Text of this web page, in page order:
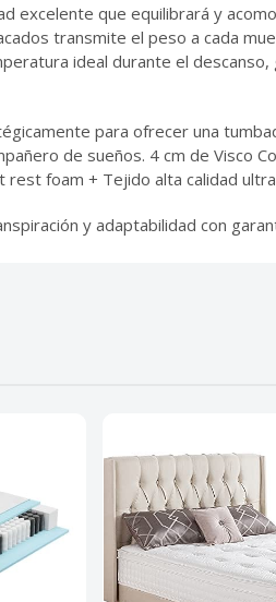
excelente que equilibrará y
transmite el peso a cada
ideal durante el
para ofrecer una
de sueños. 4 cm de Visco
foam + Tejido alta calidad
y adaptabilidad con